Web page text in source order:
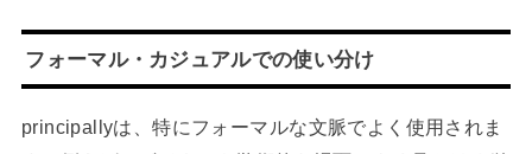
フォーマル・カジュアルでの使い分け
principallyは、特にフォーマルな文脈でよく使用されま